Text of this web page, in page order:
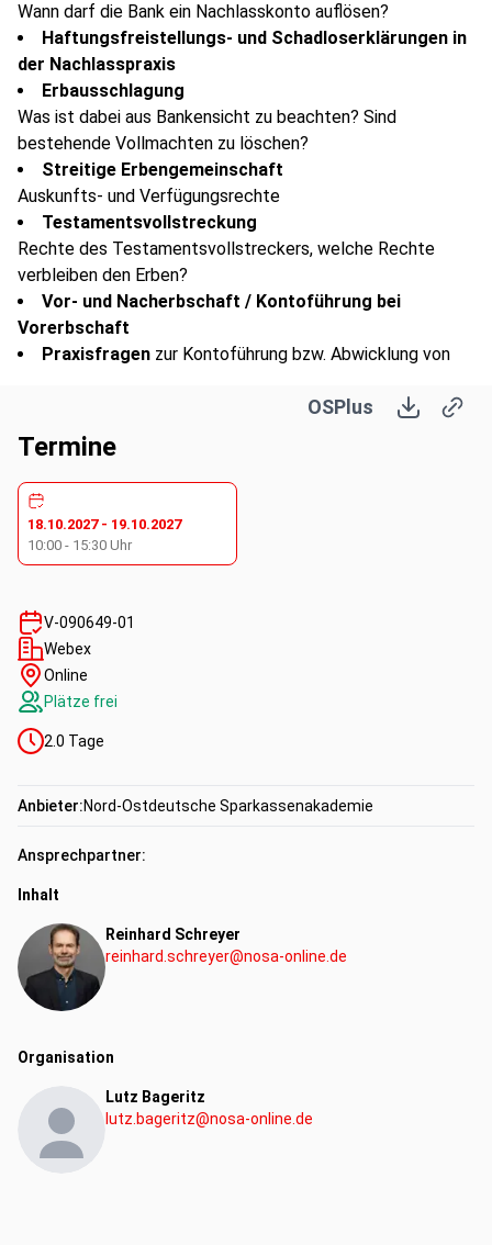
Wann darf die Bank ein Nachlasskonto auflösen?
Haftungsfreistellungs- und Schadloserklärungen in
der Nachlasspraxis
Erbausschlagung
Was ist dabei aus Bankensicht zu beachten? Sind
bestehende Vollmachten zu löschen?
Streitige Erbengemeinschaft
Auskunfts- und Verfügungsrechte
Testamentsvollstreckung
Rechte des Testamentsvollstreckers, welche Rechte
verbleiben den Erben?
Vor- und Nacherbschaft / Kontoführung bei
Vorerbschaft
Praxisfragen zur Kontoführung bzw. Abwicklung von
Nachlasspflegschaft und Nachlassverwaltung
Begleichung der
Rentenrücküberweisung
Urteil des BSG vom 22.02.2019
Kontoumschreibung
Erbfall mit Auslandsbezug
Unbedenklichkeitsbescheinigung, ausländische
MaximaleRechtssicherheit
schlanke und kosteneffiziente Kontoführung
Kompetenzen:
OSPlus
Termine
18.10.2027- 19.10.2027
10:00 - 15:30 Uhr
V-090649-01
Webex
Online
Plätze frei
2.0 Tage
Anbieter:Nord-Ostdeutsche Sparkassenakademie
Ansprechpartner:
Inhalt
Reinhard Schreyer
reinhard.schreyer@nosa-online.de
Organisation
Lutz Bageritz
lutz.bageritz@nosa-online.de